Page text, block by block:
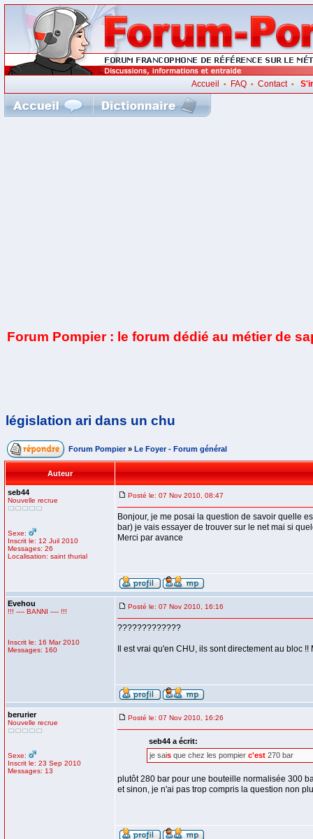
Accueil • FAQ• Contact•
Forum Pompier : le forum dédié au métier de
législation ari dans un chu
Forum Pompier » Le Foyer - Forum général
Auteur
seb44
Nouvelle recrue
Sexe:
Inscrit le: 12 Juil 2010
Messages: 26
Localisation: saint thurial
Posté le: 07 Nov 2010, 08:47
Bonjour, je me posai la question de savoir quelle
bar) je vais essayer de trouver sur le net mai si
Merci par avance
Evehou
!!! ---- BANNI ---- !!!
Inscrit le: 16 Mar 2010
Messages: 160
Posté le: 07 Nov 2010, 16:16
?????????????
Il est vrai qu'en CHU, ils sont directement au bloc !!
berurier
Nouvelle recrue
Sexe:
Inscrit le: 23 Sep 2010
Messages: 13
Posté le: 07 Nov 2010, 16:26
seb44 a écrit:
je saisque chez les pompier c'est270 bar
plutôt 280 bar pour une bouteille normalisée 300
et sinon, je n'ai pas trop compris la question non